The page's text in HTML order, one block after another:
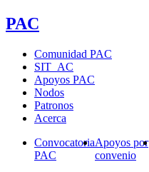
PAC
Comunidad PAC
SIT_AC
Apoyos PAC
Nodos
Patronos
Acerca
Convocatoria
PAC
Apoyos por
convenio